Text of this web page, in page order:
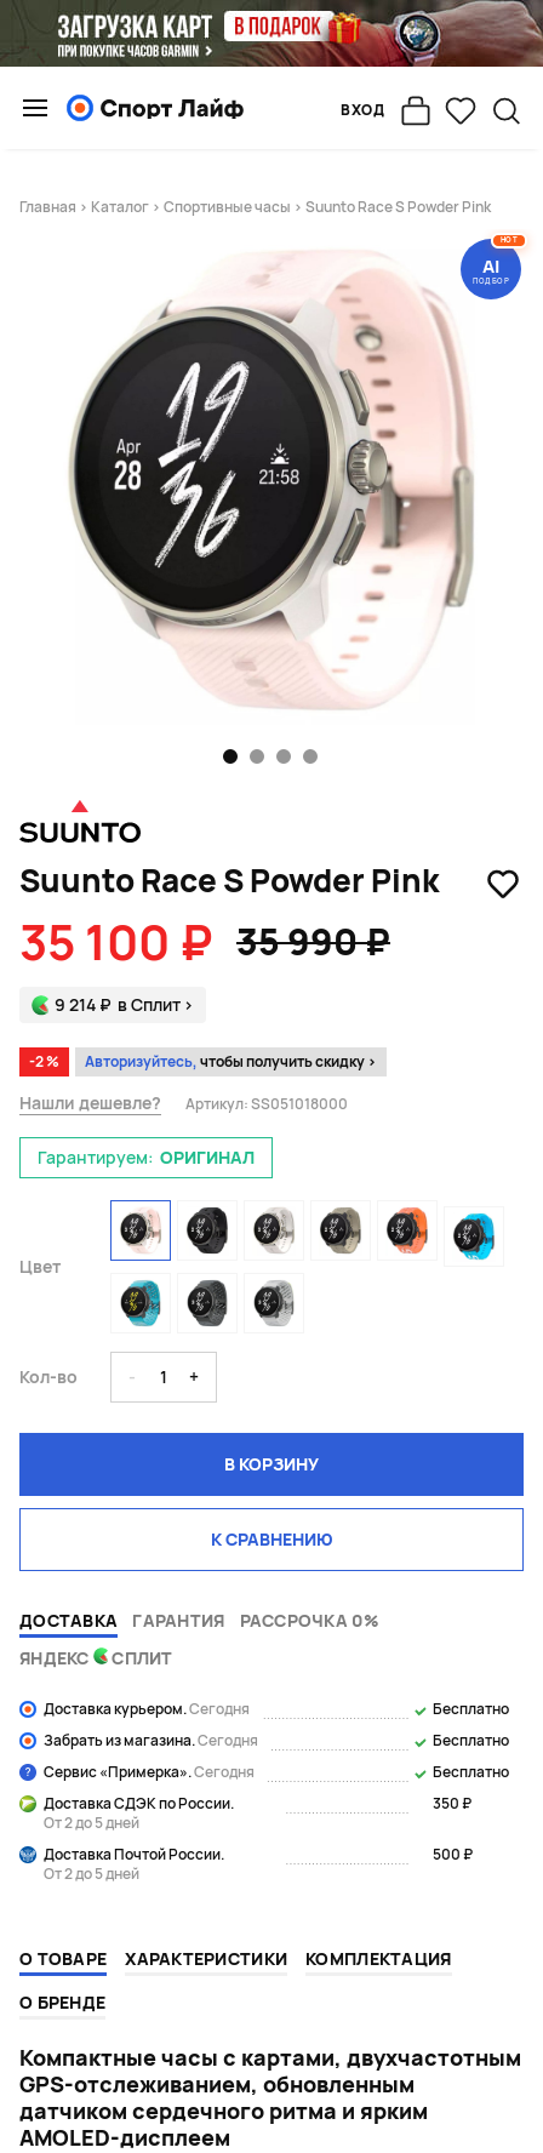
ВХОД
Главная > Каталог > Спортивные часы > Suunto Race S Powder Pink
Suunto Race S Powder Pink
35 100 ₽ 35 990 ₽
9 214 ₽ в Сплит >
-2 % Авторизуйтесь,чтобы получить скидку >
Нашли дешевле? Артикул:SS051018000
Гарантируем: ОРИГИНАЛ
Цвет
Кол-во - 1 +
В КОРЗИНУ
К СРАВНЕНИЮ
ДОСТАВКА ГАРАНТИЯ
РАССРОЧКА 0%
ЯНДЕКС
СПЛИТ
Доставка курьером.Сегодня
Бесплатно
Забрать из магазина.Сегодня
Бесплатно
Сервис «Примерка».Сегодня
Бесплатно
Доставка СДЭК по России.
От 2 до 5 дней
350 ₽
Доставка Почтой России.
От 2 до 5 дней
500 ₽
О ТОВАРЕ ХАРАКТЕРИСТИКИ
КОМПЛЕКТАЦИЯ
О БРЕНДЕ
Компактные часы с картами, двухчастотным
GPS-отслеживанием, обновленным
датчиком сердечного ритма и ярким
AMOLED-дисплеем
HOT
AI
ПОДБОР
1 2 3 4